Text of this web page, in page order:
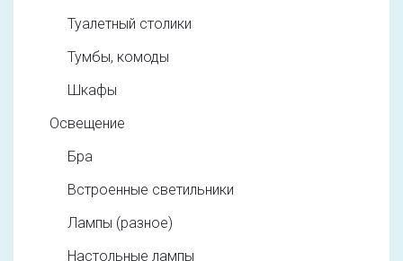
Туалетный столики
Тумбы, комоды
Шкафы
Освещение
Бра
Встроенные светильники
Лампы (разное)
Настольные лампы